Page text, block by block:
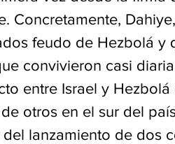
Concretamente,
feudo de Hezbolá y
convivieron casi
entre Israel y
otros en el sur del
lanzamiento de dos